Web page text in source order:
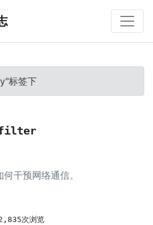
标签下
何干预网络通信。
次浏览